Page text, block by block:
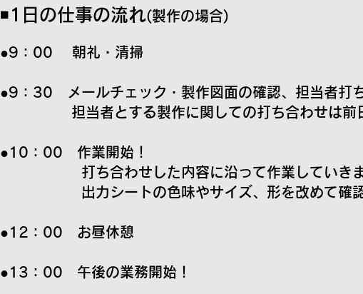
◾️1日の仕事の流れ(製作の場合)
●9：00 朝礼・清掃
●9：30 メールチェック・製作図面の確認、担当者打
担当者とする製作に関しての打ち合わせは前日
●10：00 作業開始！
打ち合わせした内容に沿って作業していきま
出力シートの色味やサイズ、形を改めて確認し
●12：00 お昼休憩
●13：00 午後の業務開始！